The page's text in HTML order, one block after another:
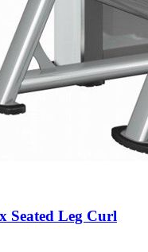
Seated Leg Curl